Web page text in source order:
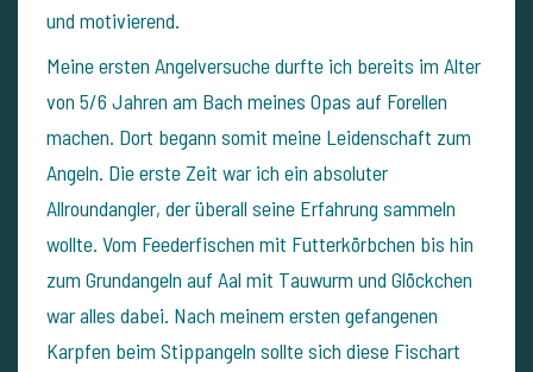
und motivierend.
Meine ersten Angelversuche durfte ich bereits im Alter
von 5/6 Jahren am Bach meines Opas auf Forellen
machen. Dort begann somit meine Leidenschaft zum
Angeln. Die erste Zeit war ich ein absoluter
Allroundangler, der überall seine Erfahrung sammeln
wollte. Vom Feederfischen mit Futterkörbchen bis hin
zum Grundangeln auf Aal mit Tauwurm und Glöckchen
war alles dabei. Nach meinem ersten gefangenen
Karpfen beim Stippangeln sollte sich diese Fischart